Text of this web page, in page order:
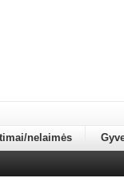
nelaimės